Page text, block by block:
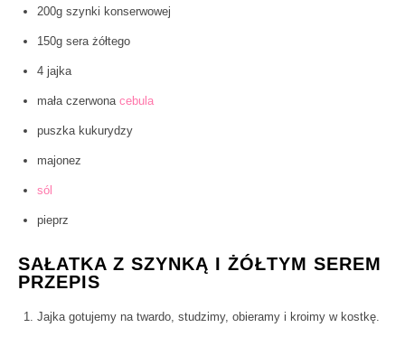
200g szynki konserwowej
150g sera żółtego
4 jajka
mała czerwona cebula
puszka kukurydzy
majonez
sól
pieprz
SAŁATKA Z SZYNKĄ I ŻÓŁTYM SEREM
PRZEPIS
Jajka gotujemy na twardo, studzimy, obieramy i kroimy w kostkę.